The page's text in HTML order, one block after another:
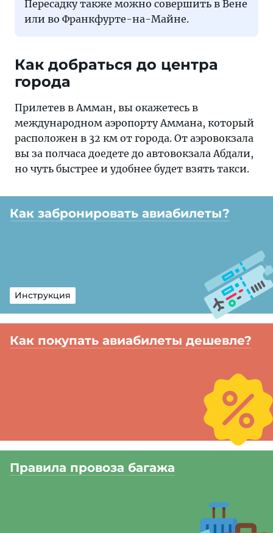
Пересадку также можно совершить в Вене
или во Франкфурте-на-Майне.
Как добраться до центра
города
Прилетев в Амман, вы окажетесь в
международном аэропорту Аммана, который
расположен в 32 км от города. От аэровокзала
вы за полчаса доедете до автовокзала Абдали,
но чуть быстрее и удобнее будет взять такси.
Как забронировать авиабилеты?
Инструкция
Как покупать авиабилеты дешевле?
Правила провоза багажа